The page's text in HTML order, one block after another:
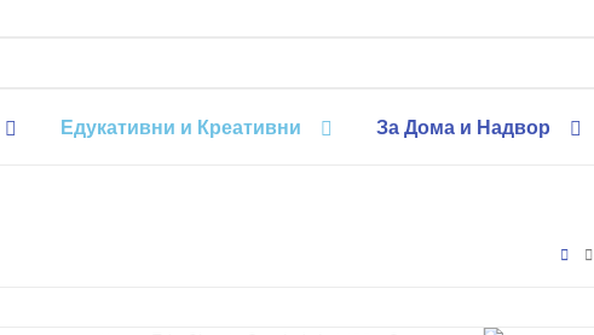
Едукативни и Креативни За Дома и Надвор